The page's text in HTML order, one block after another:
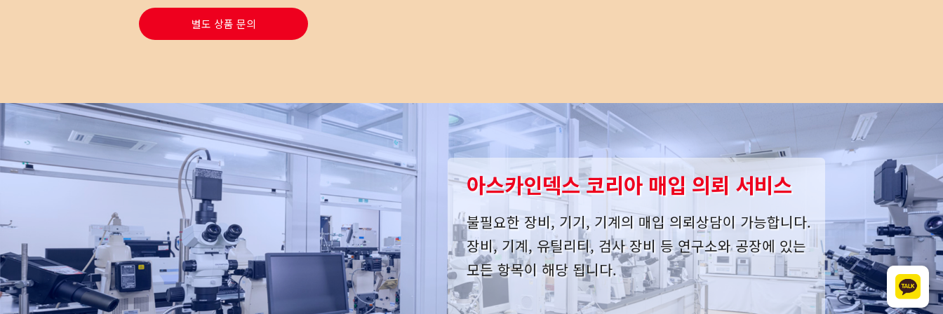
별도 상품 문의
아스카인덱스 코리아 매입 의뢰 서비스
불필요한 장비, 기기, 기계의 매입 의뢰상담이 가능합니다.
장비, 기계, 유틸리티, 검사 장비 등 연구소와 공장에 있는
모든 항목이 해당 됩니다.